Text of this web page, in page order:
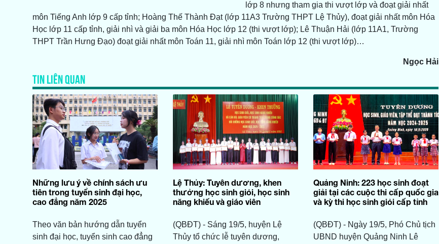
lớp 8 nhưng tham gia thi vượt lớp và đoạt giải nhất
môn Tiếng Anh lớp 9 cấp tỉnh; Hoàng Thế Thành Đạt (lớp 11A3 Trường THPT Lệ Thủy), đoạt giải nhất môn Hóa
Học lớp 11 cấp tỉnh, giải nhì và giải ba môn Hóa Học lớp 12 (thi vượt lớp); Lê Thuận Hải (lớp 11A1, Trường
THPT Trần Hưng Đạo) đoạt giải nhất môn Toán 11, giải nhì môn Toán lớp 12 (thi vượt lớp)…
Ngọc Hải
TIN LIÊN QUAN
Những lưu ý về chính sách ưu
tiên trong tuyển sinh đại học,
cao đẳng năm 2025
Theo văn bản hướng dẫn tuyển
sinh đại học, tuyển sinh cao đẳng
Lệ Thủy: Tuyên dương, khen
thưởng học sinh giỏi, học sinh
năng khiếu và giáo viên
(QBĐT) - Sáng 19/5, huyện Lệ
Thủy tổ chức lễ tuyên dương,
Quảng Ninh: 223 học sinh đoạt
giải tại các cuộc thi cấp quốc gia
và kỳ thi học sinh giỏi cấp tỉnh
(QBĐT) - Ngày 19/5, Phó Chủ tịch
UBND huyện Quảng Ninh Lê